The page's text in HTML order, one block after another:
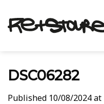
content
DSC06282
Published 10/08/2024at